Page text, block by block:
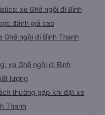
xe Ghế ngồi đi Bình
đánh giá cao
Ghế ngồi đi Bình Thạnh
xe Ghế ngồi đi Bình
lượng
thường gặp khi đặt xe
Thạnh